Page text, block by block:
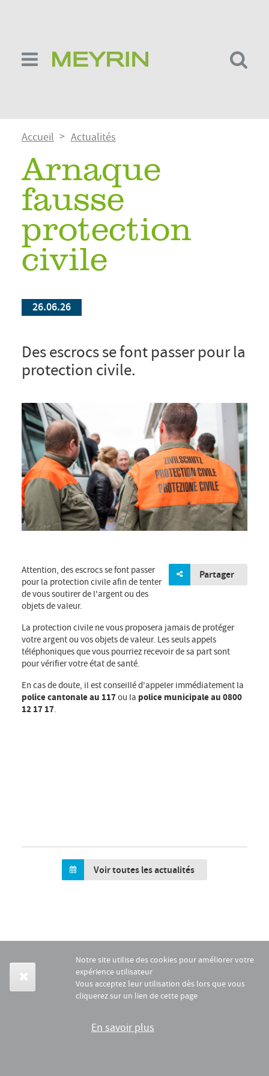
principal
Fil
d'Ariane
Accueil Actualités
Arnaque
fausse
protection
civile
26.06.26
Des escrocs se font passer pour la
protection civile.
Partager
Attention, des escrocs se font passer
pour la protection civile afin de tenter
de vous soutirer de l'argent ou des
objets de valeur.
La protection civile ne vous proposera jamais de protéger
votre argent ou vos objets de valeur. Les seuls appels
téléphoniques que vous pourriez recevoir de sa part sont
pour vérifier votre état de santé.
En cas de doute, il est conseillé d'appeler immédiatement la
police cantonale au 117ou la police municipale au 0800
12 17 17.
Voir toutes les actualités
Notre site utilise des cookies pour améliorer votre
expérience utilisateur
Vous acceptez leur utilisation dès lors que vous
cliquerez sur un lien de cette page
En savoir plus